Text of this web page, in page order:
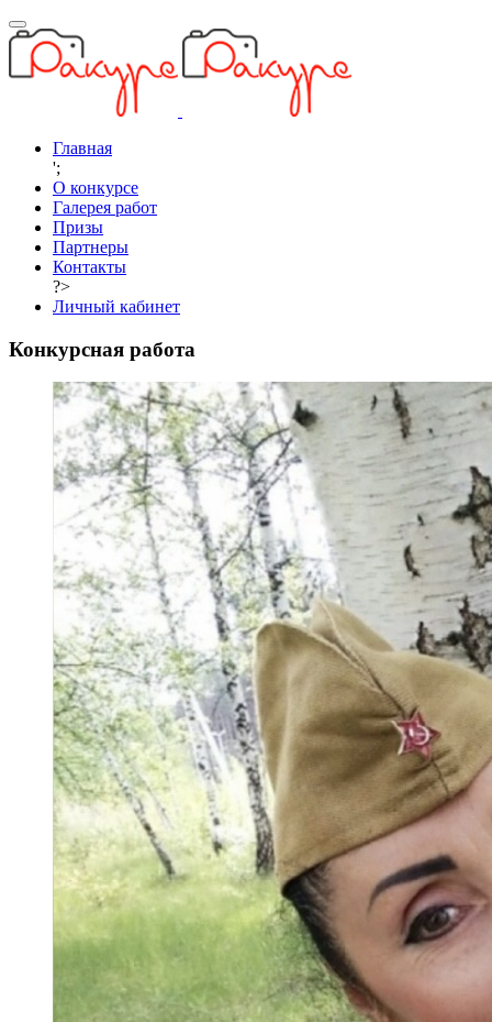
Главная
';
О конкурсе
Галерея работ
Призы
Партнеры
Контакты
?>
Личный кабинет
Конкурсная работа